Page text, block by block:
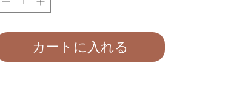
す。
カートに入れる